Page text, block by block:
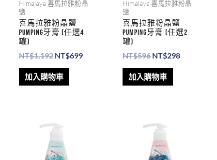
Himalaya 喜馬拉雅粉晶
鹽
喜馬拉雅粉晶鹽
PUMPING牙膏 (任選4
罐)
NT$1,192 NT$699
加入購物車
Himalaya 喜馬拉雅粉晶
鹽
喜馬拉雅粉晶鹽
PUMPING牙膏 (任選2
罐)
NT$596 NT$298
加入購物車
原
始
價
格：
原
始
價
格：